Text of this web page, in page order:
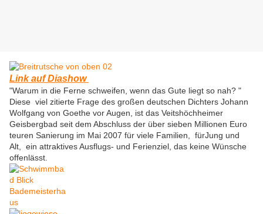
Link auf Diashow
"Warum in die Ferne schweifen, wenn das Gute liegt so nah? "
Diese viel zitierte Frage des großen deutschen Dichters Johann
Wolfgang von Goethe vor Augen, ist das Veitshöchheimer
Geisbergbad seit dem Abschluss der über sieben Millionen Euro
teuren Sanierung im Mai 2007 für viele Familien, fürJung und
Alt, ein attraktives Ausflugs- und Ferienziel, das keine Wünsche
offenlässt.